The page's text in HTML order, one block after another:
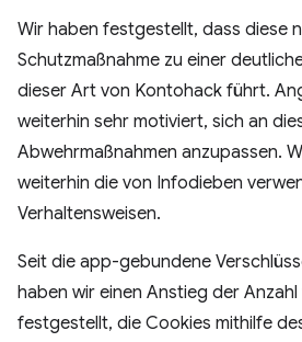
Wir haben festgestellt, dass diese
Schutzmaßnahme zu einer
dieser Art von Kontohack führt.
weiterhin sehr motiviert, sich an
Abwehrmaßnahmen anzupassen.
weiterhin die von Infodieben
Verhaltensweisen.
Seit die app-gebundene
haben wir einen Anstieg der
festgestellt, die Cookies mithilfe